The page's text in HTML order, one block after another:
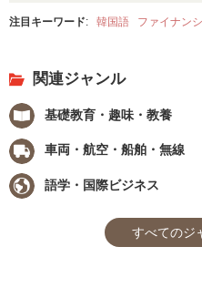
注目キーワード: 韓国語 ファイナン
関連ジャンル
基礎教育・趣味・教養
車両・航空・船舶・無線
語学・国際ビジネス
すべてのジ